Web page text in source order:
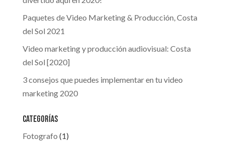
Paquetes de Video Marketing & Producción, Costa
del Sol 2021
Video marketing y producción audiovisual: Costa
del Sol [2020]
3 consejos que puedes implementar en tu video
marketing 2020
Categorías
Fotografo (1)